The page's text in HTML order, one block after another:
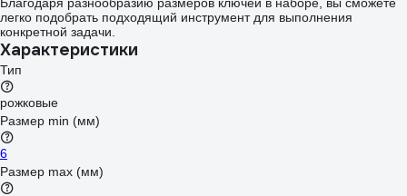
легко подобрать подходящий инструмент для выполнения
конкретной задачи.
Характеристики
Тип
рожковые
Размер min (мм)
6
Размер max (мм)